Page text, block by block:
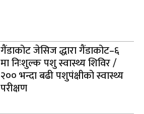
गैंडाकोट जेसिज द्धारा गैंडाकोट–६
मा निःशुल्क पशु स्वास्थ्य शिविर /
२०० भन्दा बढी पशुपंक्षीको स्वास्थ्य
परीक्षण